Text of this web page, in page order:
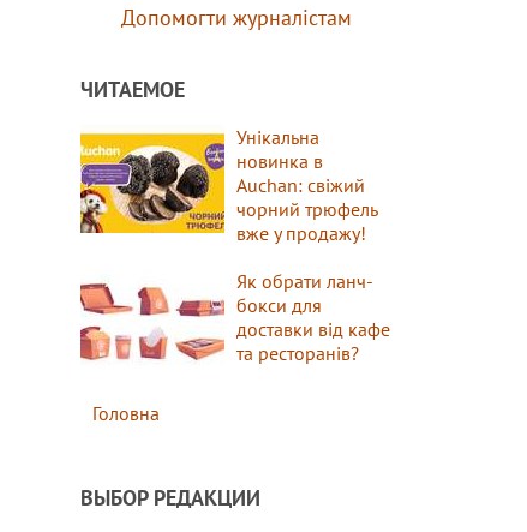
Допомогти журналістам
ЧИТАЕМОЕ
Унікальна
новинка в
Auchan: свіжий
чорний трюфель
вже у продажу!
Як обрати ланч-
бокси для
доставки від кафе
та ресторанів?
Головна
ВЫБОР РЕДАКЦИИ